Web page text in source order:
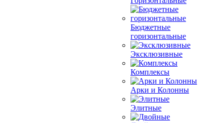
Бюджетные
горизонтальные
Эксклюзивные
Комплексы
Арки и Колонны
Элитные